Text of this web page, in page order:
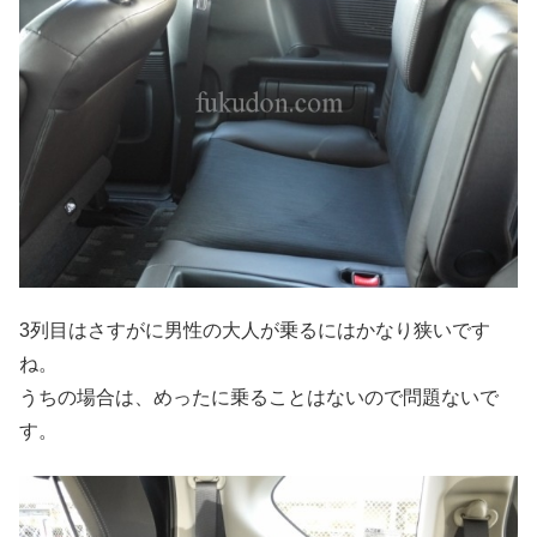
3列目はさすがに男性の大人が乗るにはかなり狭いです
ね。
うちの場合は、めったに乗ることはないので問題ないで
す。